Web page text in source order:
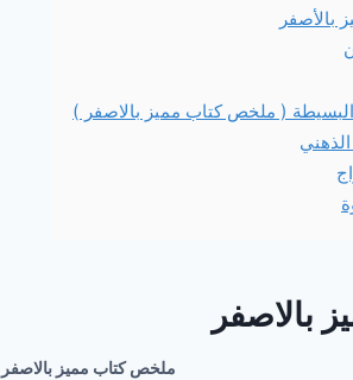
بالأصفر
البسيطة ( ملخص كتاب مميز بالاصفر )
بالاصفر
ملخص كتاب مميز بالاصفر